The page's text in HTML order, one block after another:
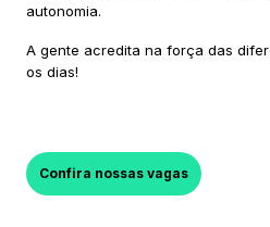
autonomia.
A gente acredita na força das
os dias!
Confira nossas vagas